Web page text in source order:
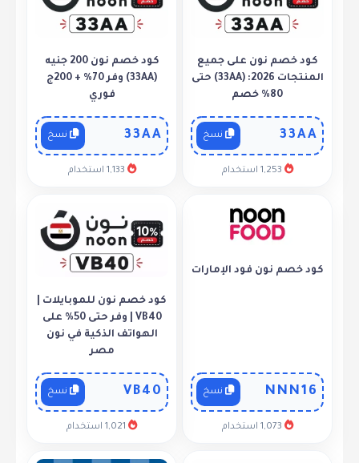
كود خصم نون على جميع
المنتجات 2026: (33AA) حتى
80% خصم
33AA
كود خصم نون 200 جنيه
(33AA) وفر 70% + 200ج
فوري
33AA
كود خصم نون فود الإمارات
NNN16
كود خصم نون للموبايلات |
VB40 | وفر حتى 50% على
الهواتف الذكية في نون
مصر
VB40